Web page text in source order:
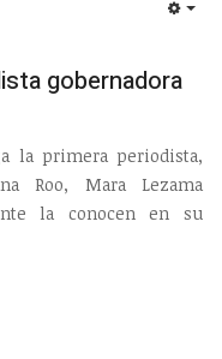
gobernadora
la primera periodista,
Roo, Mara Lezama
la conocen en su